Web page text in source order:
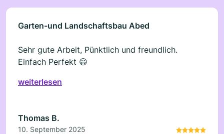
Garten-und Landschaftsbau Abed
Sehr gute Arbeit, Pünktlich und freundlich.
Einfach Perfekt 😃
weiterlesen
Thomas B.
10. September 2025